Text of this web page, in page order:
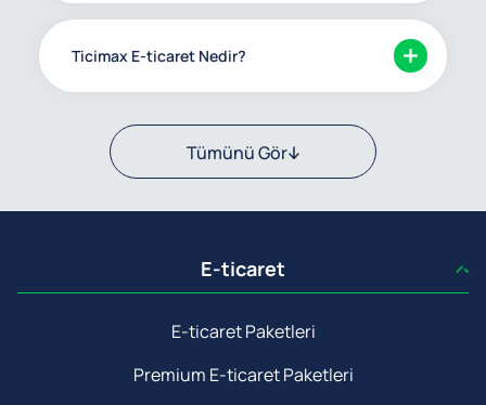
Ticimax E-ticaret Nedir?
Tümünü Gör
E-ticaret
E-ticaret Paketleri
Premium E-ticaret Paketleri